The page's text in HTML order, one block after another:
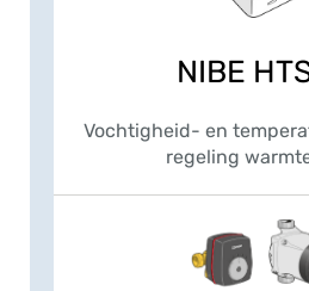
NIBE
Vochtigheid- en
regeling